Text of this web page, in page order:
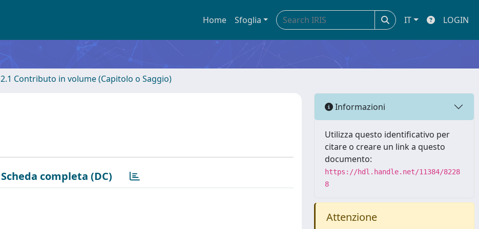
Home Sfoglia IT LOGIN
2.1 Contributo in volume (Capitolo o Saggio)
Scheda completa (DC)
Informazioni
Utilizza questo identificativo per
citare o creare un link a questo
documento:
https://hdl.handle.net/11384/8228
8
Attenzione